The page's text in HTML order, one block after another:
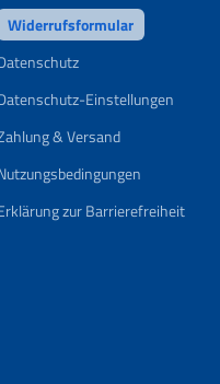
Widerrufsformular
Einstellungen
& Versand
zur Barrierefreiheit